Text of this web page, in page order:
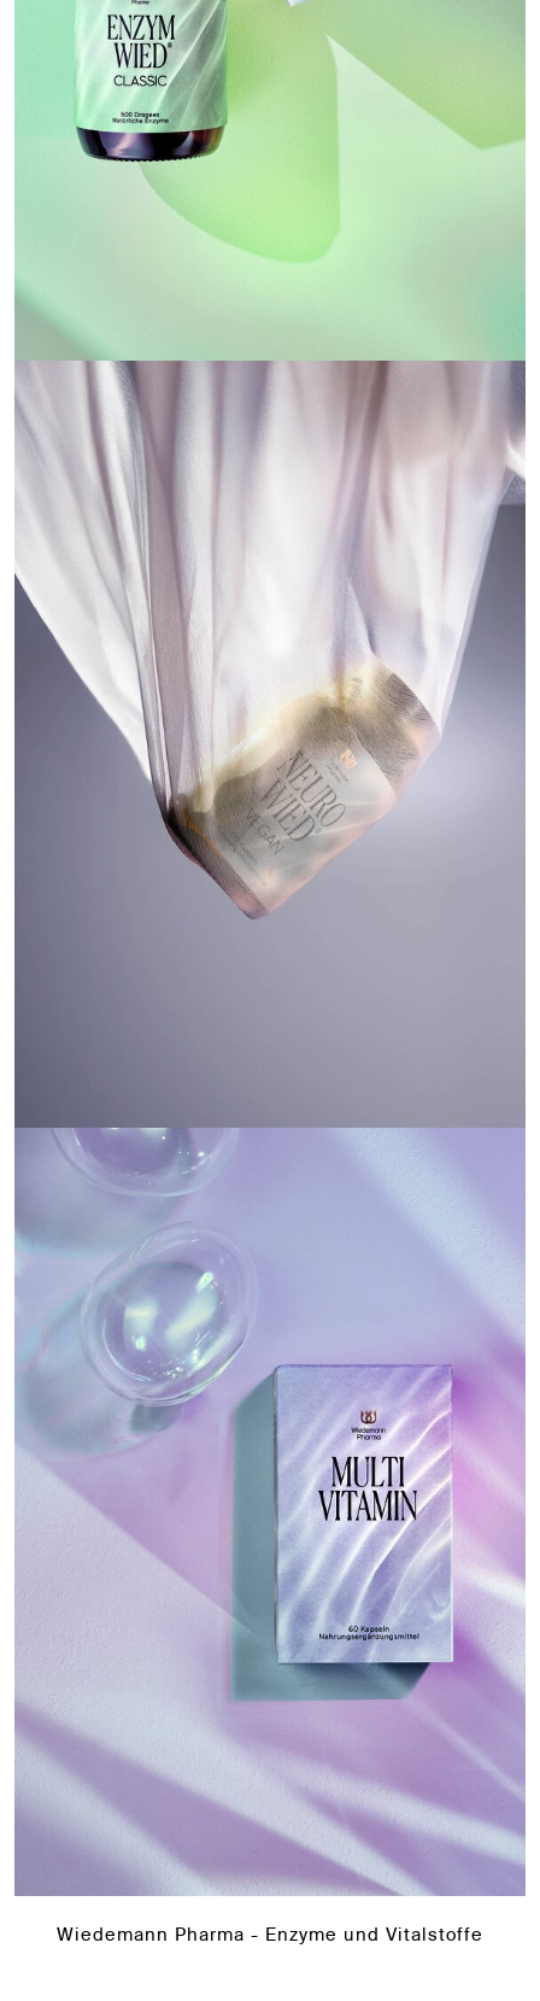
Wiedemann Pharma - Enzyme und Vitalstoffe